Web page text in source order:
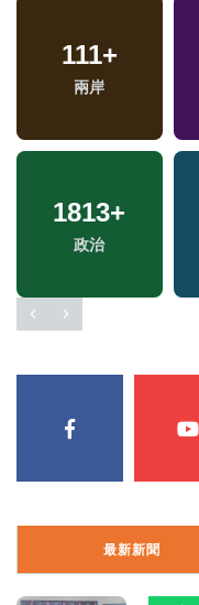
111+
兩岸
1813+
政治
最新新聞